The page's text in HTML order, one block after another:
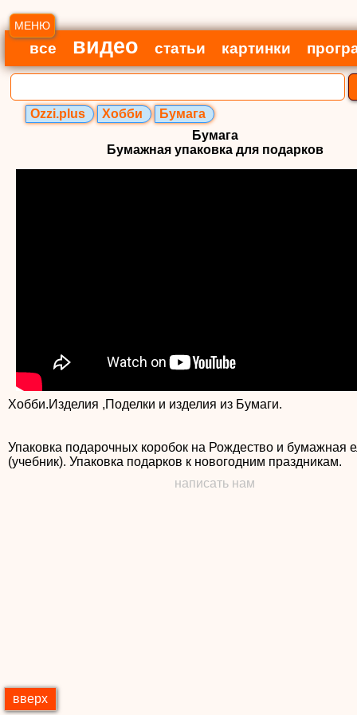
МЕНЮ
все видео статьи картинки
Ozzi.plus Хобби
Бумага
Бумага
Бумажная упаковка для подарков
Хобби.Изделия ,Поделки и изделия из Бумаги.
Упаковка подарочных коробок на Рождество и бумажная
(учебник). Упаковка подарков к новогодним праздникам.
написать нам
вверх